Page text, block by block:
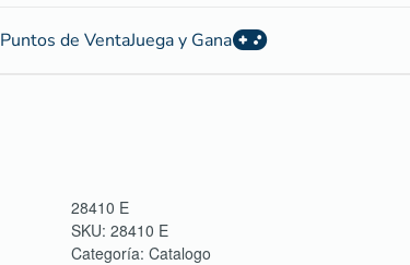
Puntos de VentaJuega y Gana
28410 E
SKU: 28410 E
Categoría: Catalogo